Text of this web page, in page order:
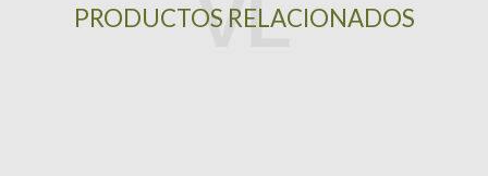
PRODUCTOS RELACIONADOS